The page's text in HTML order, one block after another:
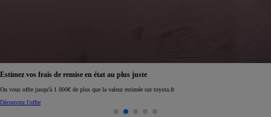
Réservez en ligne votre occasion pour 1€ seulement
Réservez en ligne